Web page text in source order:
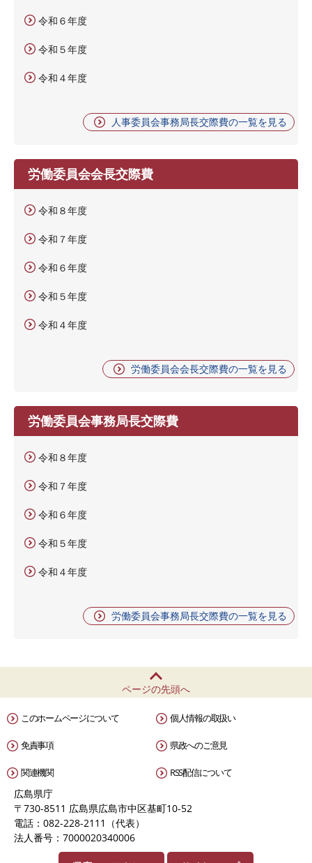
令和６年度
令和５年度
令和４年度
人事委員会事務局長交際費の一覧を見る
労働委員会会長交際費
令和８年度
令和７年度
令和６年度
令和５年度
令和４年度
労働委員会会長交際費の一覧を見る
労働委員会事務局長交際費
令和８年度
令和７年度
令和６年度
令和５年度
令和４年度
労働委員会事務局長交際費の一覧を見る
ページの先頭へ
このホームページについて 個人情報の取扱い
免責事項 県政へのご意見
関連機関 RSS配信について
広島県庁
〒730-8511 広島県広島市中区基町10-52
電話：082-228-2111（代表）
法人番号：7000020340006